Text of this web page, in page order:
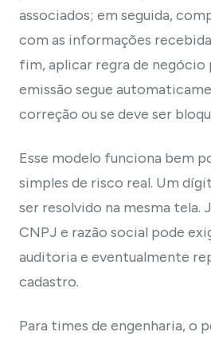
associados; em seguida,
com as informações
fim, aplicar regra de negócio
emissão segue
correção ou se deve ser
Esse modelo funciona bem
simples de risco real. Um
ser resolvido na mesma tela.
CNPJ e razão social pode
auditoria e eventualmente
cadastro.
Para times de engenharia, o